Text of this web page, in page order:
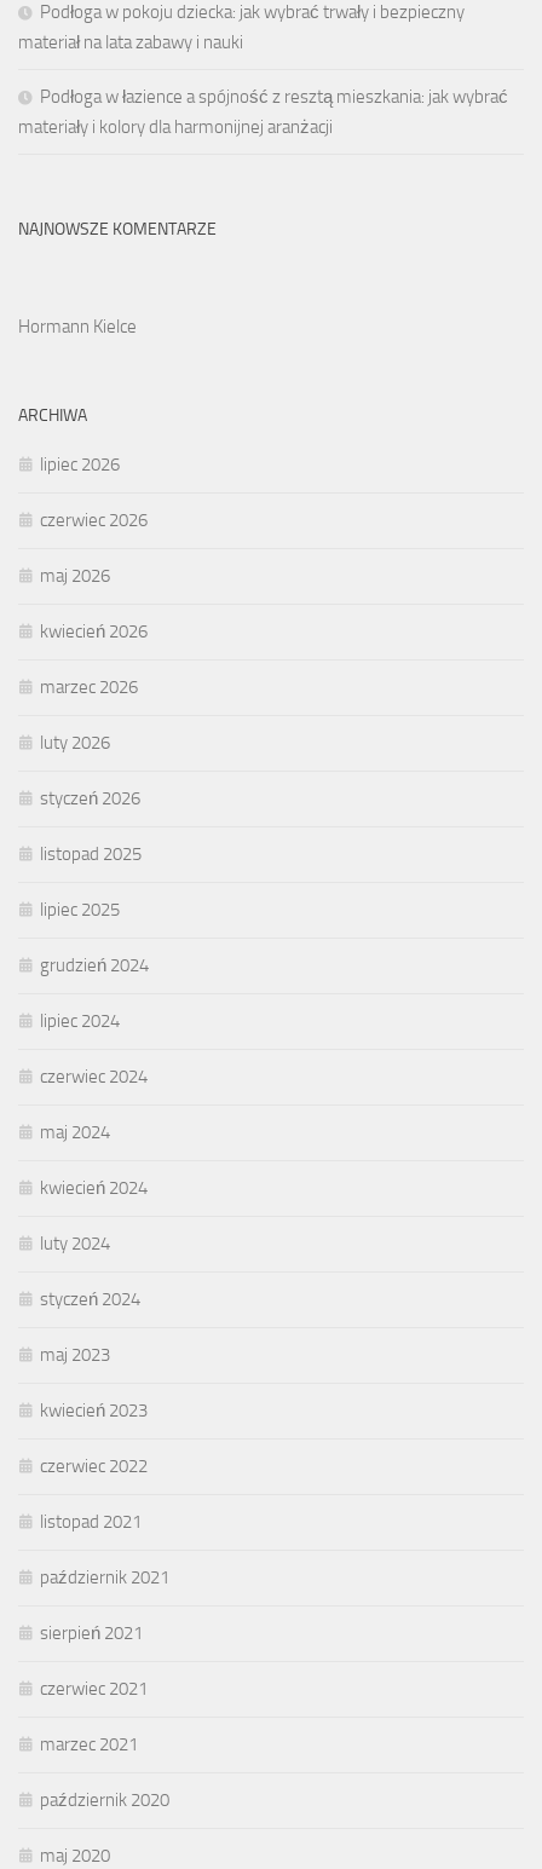
Podłoga w pokoju dziecka: jak wybrać trwały i bezpieczny
materiał na lata zabawy i nauki
Podłoga w łazience a spójność z resztą mieszkania: jak wybrać
materiały i kolory dla harmonijnej aranżacji
NAJNOWSZE KOMENTARZE
Hormann Kielce
ARCHIWA
lipiec 2026
czerwiec 2026
maj 2026
kwiecień 2026
marzec 2026
luty 2026
styczeń 2026
listopad 2025
lipiec 2025
grudzień 2024
lipiec 2024
czerwiec 2024
maj 2024
kwiecień 2024
luty 2024
styczeń 2024
maj 2023
kwiecień 2023
czerwiec 2022
listopad 2021
październik 2021
sierpień 2021
czerwiec 2021
marzec 2021
październik 2020
maj 2020